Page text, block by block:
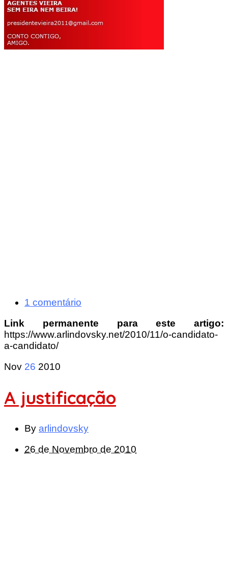
1 comentário
Link permanente para este artigo:
https://www.arlindovsky.net/2010/11/o-candidato-
a-candidato/
Nov 26 2010
A justificação
By arlindovsky
26 de Novembro de 2010